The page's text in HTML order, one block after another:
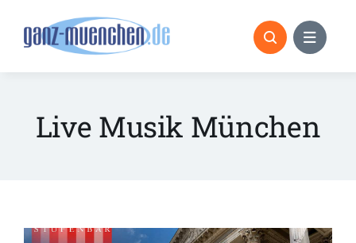
Live Musik München